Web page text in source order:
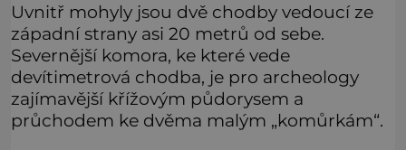
Uvnitř mohyly jsou dvě chodby vedoucí ze
západní strany asi 20 metrů od sebe.
Severnější komora, ke které vede
devítimetrová chodba, je pro archeology
zajímavější křížovým půdorysem a
průchodem ke dvěma malým „komůrkám“.